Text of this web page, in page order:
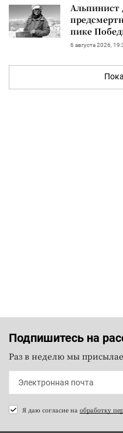
Альпинист
пике
6 августа 2026,
Подпишитесь на
Раз в неделю мы
Я даю согласие на обработку